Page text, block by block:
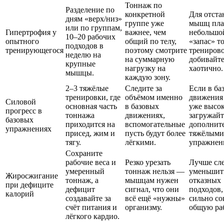
Гипертрофия у
опытного
тренирующегося
Разделение по
дням «верх/низ»
или по группам,
10–20 рабочих
подходов в
неделю на
крупные
мышцы.
Тоннаж по
конкретной
группе уже
важнее, чем
общий по телу,
поэтому смотрите
на суммарную
нагрузку на
каждую зону.
Для
мышц
«запас»
хаотично.
Силовой
прогресс в
базовых
упражнениях
2–3 тяжёлые
тренировки, где
основная часть
тоннажа
приходится на
присед, жим и
тягу.
Следите за
объёмом именно
в базовых
движениях,
вспомогательные
пусть будут более
лёгкими.
Если в
уже
тяжёлыми
Жиросжигание
при дефиците
калорий
Сохраните
рабочие веса и
умеренный
тоннаж, а
дефицит
создавайте за
счёт питания и
лёгкого кардио.
Резко урезать
тоннаж нельзя —
мышцам нужен
сигнал, что они
всё ещё «нужны»
организму.
Лучше
отказных
сильно
общую